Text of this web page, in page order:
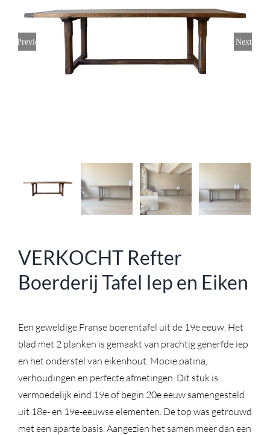
Previous Next
VERKOCHT Refter
Boerderij Tafel Iep en Eiken
Een geweldige Franse boerentafel uit de 19e eeuw. Het
blad met 2 planken is gemaakt van prachtig generfde iep
en het onderstel van eikenhout. Mooie patina,
verhoudingen en perfecte afmetingen. Dit stuk is
vermoedelijk eind 19e of begin 20e eeuw samengesteld
uit 18e- en 19e-eeuwse elementen. De top was getrouwd
met een aparte basis. Aangezien het samen meer dan een